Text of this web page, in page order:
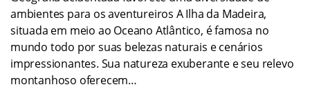
ambientes para os aventureiros A Ilha da Madeira,
situada em meio ao Oceano Atlântico, é famosa no
mundo todo por suas belezas naturais e cenários
impressionantes. Sua natureza exuberante e seu relevo
montanhoso oferecem…